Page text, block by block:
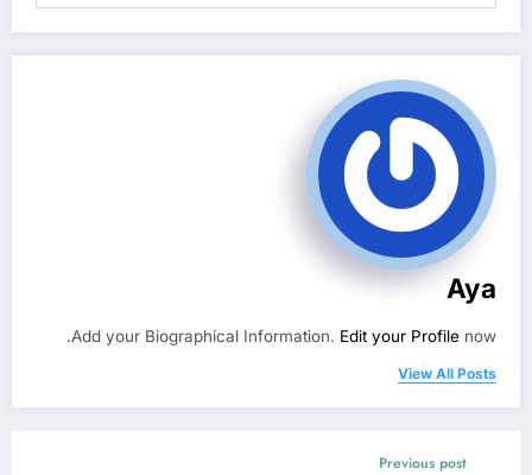
Aya
Add your Biographical Information. Edit your Profile now.
View All Posts
Previous post